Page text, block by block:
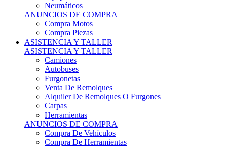
Neumáticos
ANUNCIOS DE COMPRA
Compra Motos
Compra Piezas
ASISTENCIA Y TALLER
ASISTENCIA Y TALLER
Camiones
Autobuses
Furgonetas
Venta De Remolques
Alquiler De Remolques O Furgones
Carpas
Herramientas
ANUNCIOS DE COMPRA
Compra De Vehículos
Compra De Herramientas